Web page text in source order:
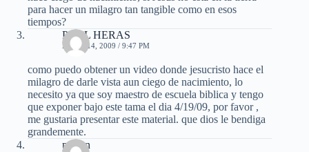
para hacer un milagro tan tangible como en esos
tiempos?
PAUL HERAS
ABRIL 14, 2009 / 9:47 PM
como puedo obtener un video donde jesucristo hace el
milagro de darle vista aun ciego de nacimiento, lo
necesito ya que soy maestro de escuela biblica y tengo
que exponer bajo este tama el dia 4/19/09, por favor ,
me gustaria presentar este material. que dios le bendiga
grandemente.
pasion